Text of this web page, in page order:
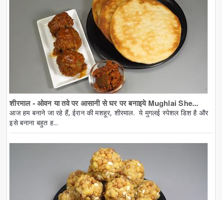
शीरमाल - ओवन या तवे पर आसानी से घर पर बनाइये Mughlai She...
आज हम बनाने जा रहे हैं, ईरान की मशहूर, शीरमाल. ये मुगलई स्पेशल डिश है और
इसे बनाना बहुत ह...